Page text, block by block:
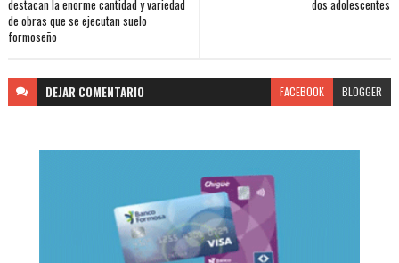
dos adolescentes
destacan la enorme cantidad y variedad
de obras que se ejecutan suelo
formoseño
DEJAR COMENTARIO FACEBOOK BLOGGER